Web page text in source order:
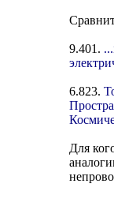
9.401.
6.823.
Для